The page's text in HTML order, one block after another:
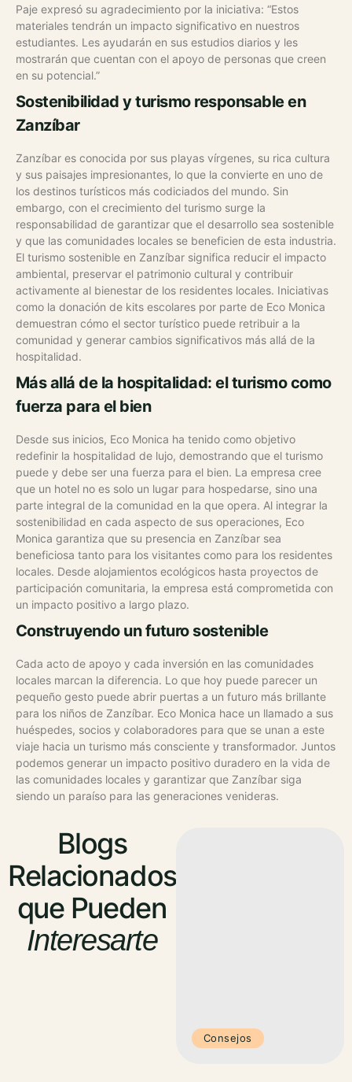
Paje expresó su agradecimiento por la iniciativa: “Estos
materiales tendrán un impacto significativo en nuestros
estudiantes. Les ayudarán en sus estudios diarios y les
mostrarán que cuentan con el apoyo de personas que creen
en su potencial.”
Sostenibilidad y turismo responsable en
Zanzíbar
Zanzíbar es conocida por sus playas vírgenes, su rica cultura
y sus paisajes impresionantes, lo que la convierte en uno de
los destinos turísticos más codiciados del mundo. Sin
embargo, con el crecimiento del turismo surge la
responsabilidad de garantizar que el desarrollo sea sostenible
y que las comunidades locales se beneficien de esta industria.
El turismo sostenible en Zanzíbar significa reducir el impacto
ambiental, preservar el patrimonio cultural y contribuir
activamente al bienestar de los residentes locales. Iniciativas
como la donación de kits escolares por parte de Eco Monica
demuestran cómo el sector turístico puede retribuir a la
comunidad y generar cambios significativos más allá de la
hospitalidad.
Más allá de la hospitalidad: el turismo como
fuerza para el bien
Desde sus inicios, Eco Monica ha tenido como objetivo
redefinir la hospitalidad de lujo, demostrando que el turismo
puede y debe ser una fuerza para el bien. La empresa cree
que un hotel no es solo un lugar para hospedarse, sino una
parte integral de la comunidad en la que opera. Al integrar la
sostenibilidad en cada aspecto de sus operaciones, Eco
Monica garantiza que su presencia en Zanzíbar sea
beneficiosa tanto para los visitantes como para los residentes
locales. Desde alojamientos ecológicos hasta proyectos de
participación comunitaria, la empresa está comprometida con
un impacto positivo a largo plazo.
Construyendo un futuro sostenible
Cada acto de apoyo y cada inversión en las comunidades
locales marcan la diferencia. Lo que hoy puede parecer un
pequeño gesto puede abrir puertas a un futuro más brillante
para los niños de Zanzíbar. Eco Monica hace un llamado a sus
huéspedes, socios y colaboradores para que se unan a este
viaje hacia un turismo más consciente y transformador. Juntos
podemos generar un impacto positivo duradero en la vida de
las comunidades locales y garantizar que Zanzíbar siga
siendo un paraíso para las generaciones venideras.
Blogs
Relacionados
que Pueden
Interesarte
Consejos